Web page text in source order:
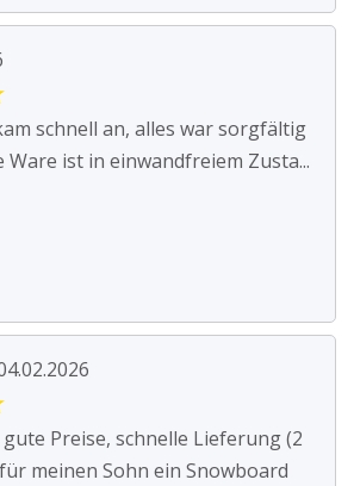
schnell an, alles war sorgfältig
Ware ist in einwandfreiem Zusta...
Preise, schnelle Lieferung (2
meinen Sohn ein Snowboard